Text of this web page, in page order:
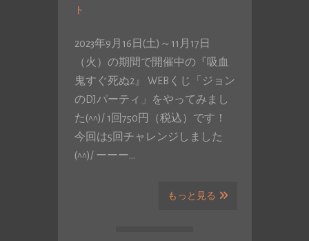
ト
2023年9月16日(土)～11月17日
（火）の期間で開催中の『吸血
鬼すぐ死ぬ2』 WEBくじ「ジョン
のDJパーティ」をやってみまし
た(^^)/ 1回750円（税込）です！
今回は5回チャレンジしました
(^^)/ ーーー…
もっと見る